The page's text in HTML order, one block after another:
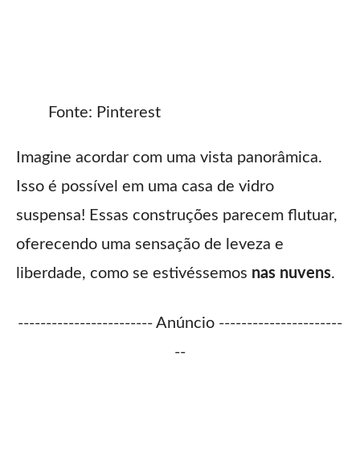
Fonte: Pinterest
Imagine acordar com uma vista panorâmica.
Isso é possível em uma casa de vidro
suspensa! Essas construções parecem flutuar,
oferecendo uma sensação de leveza e
liberdade, como se estivéssemos nas nuvens.
------------------------ Anúncio ----------------------
--